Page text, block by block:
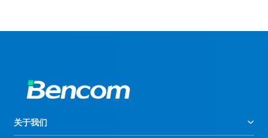
关于我们